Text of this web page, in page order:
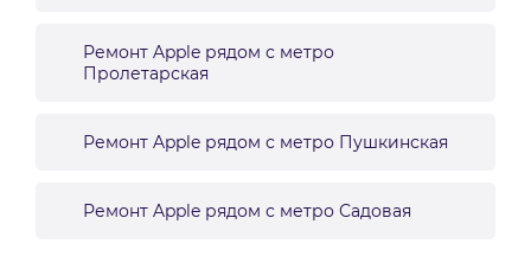
Ремонт Apple рядом с метро
Пролетарская
Ремонт Apple рядом с метро Пушкинская
Ремонт Apple рядом с метро Садовая